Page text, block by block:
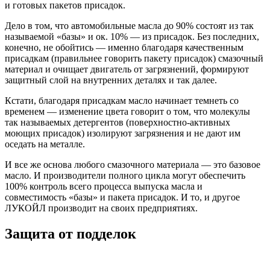
и готовых пакетов присадок.
Дело в том, что автомобильные масла до 90% состоят из так
называемой «базы» и ок. 10% — из присадок. Без последних,
конечно, не обойтись — именно благодаря качественным
присадкам (правильнее говорить пакету присадок) смазочный
материал и очищает двигатель от загрязнений, формируют
защитный слой на внутренних деталях и так далее.
Кстати, благодаря присадкам масло начинает темнеть со
временем — изменение цвета говорит о том, что молекулы
так называемых детергентов (поверхностно-активных
моющих присадок) изолируют загрязнения и не дают им
оседать на металле.
И все же основа любого смазочного материала — это базовое
масло. И производители полного цикла могут обеспечить
100% контроль всего процесса выпуска масла и
совместимость «базы» и пакета присадок. И то, и другое
ЛУКОЙЛ производит на своих предприятиях.
Защита от подделок